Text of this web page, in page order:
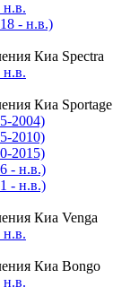
н.в.
- н.в.)
Киа Spectra
н.в.
Киа Sportage
2004)
2010)
2015)
- н.в.)
- н.в.)
Киа Venga
н.в.
Киа Bongo
н.в.